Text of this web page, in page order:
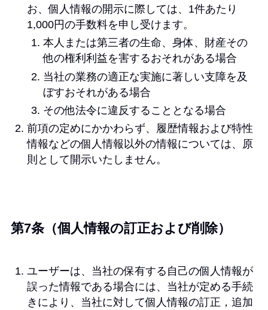
お、個人情報の開示に際しては、1件あたり
1,000円の手数料を申し受けます。
本人または第三者の生命、身体、財産その
他の権利利益を害するおそれがある場合
当社の業務の適正な実施に著しい支障を及
ぼすおそれがある場合
その他法令に違反することとなる場合
前項の定めにかかわらず、履歴情報および特性
情報などの個人情報以外の情報については、原
則として開示いたしません。
第7条（個人情報の訂正および削除）
ユーザーは、当社の保有する自己の個人情報が
誤った情報である場合には、当社が定める手続
きにより、当社に対して個人情報の訂正，追加